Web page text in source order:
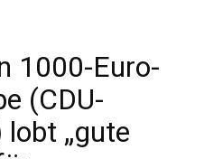
1000-Euro-
(CDU-
lobt „gute